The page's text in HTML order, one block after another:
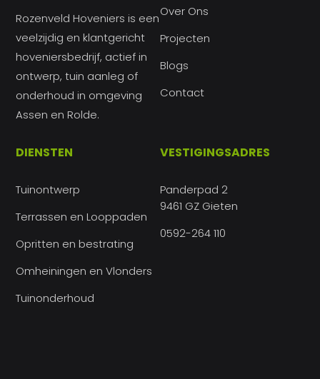
Rozenveld Hoveniers is een
veelzijdig en klantgericht
hoveniersbedrijf, actief in
ontwerp, tuin aanleg of
onderhoud in omgeving
Assen en Rolde.
Over Ons
Projecten
Blogs
Contact
DIENSTEN
Tuinontwerp
Terrassen en Looppaden
Opritten en bestrating
Omheiningen en Vlonders
Tuinonderhoud
VESTIGINGSADRES
Panderpad 2
9461 GZ Gieten
0592-264 110